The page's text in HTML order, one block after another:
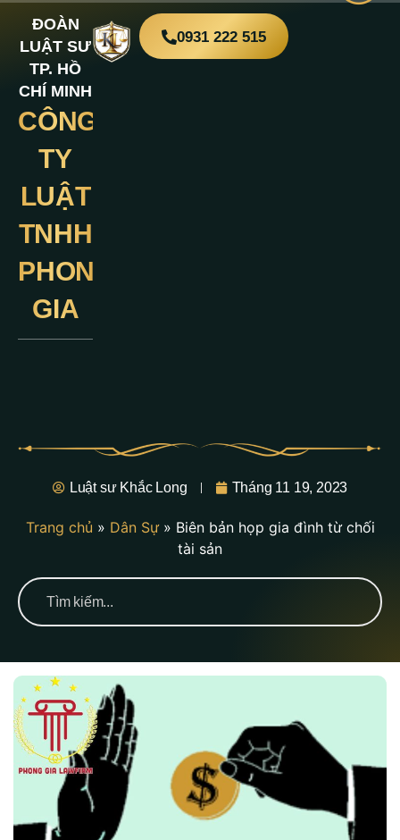
ĐOÀN
LUẬT SƯ
TP. HỒ
CHÍ MINH
CÔNG
TY
LUẬT
TNHH
PHONG
GIA
0931 222 515
Luật sư Khắc Long Tháng 11 19, 2023
Trang chủ » Dân Sự» Biên bản họp gia đình từ chối
tài sản